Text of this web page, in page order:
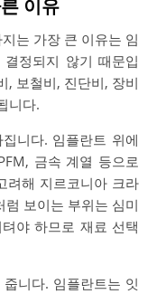
이유
는 가장 큰 이유는 임
결정되지 않기 때문입
, 보철비, 진단비, 장비
니다.
니다. 임플란트 위에
금속 계열 등으로
려해 지르코니아 크라
보이는 부위는 심미
야 하므로 재료 선택
니다. 임플란트는 잇